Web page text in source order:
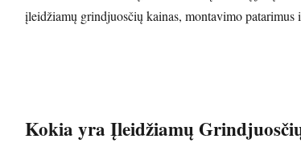
įleidžiamų grindjuosčių kainas, montavimo patarimus
Kokia yra Įleidžiamų